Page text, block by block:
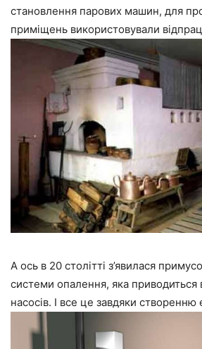
становлення парових машин, для
приміщень використовували
А ось в 20 столітті з’явилася
системи опалення, яка приводиться
насосів. І все це завдяки створенню